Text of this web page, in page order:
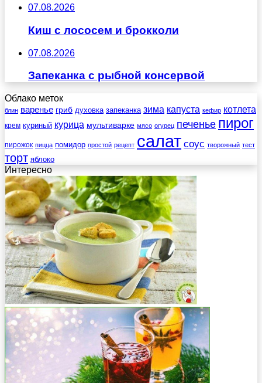
07.08.2026
Киш с лососем и брокколи
07.08.2026
Запеканка с рыбной консервой
Облако меток
блин варенье гриб духовка запеканка зима капуста кефир котлета
крем куриный курица мультиварке мясо огурец печенье пирог
пирожок пицца помидор простой рецепт салат соус творожный тест
торт яблоко
Интересно